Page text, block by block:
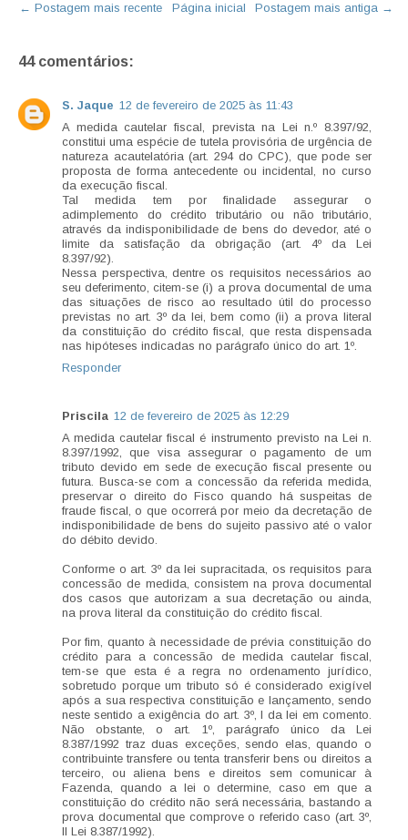
← Postagem mais recente Postagem mais antiga →
Página inicial
44 comentários:
S. Jaque 12 de fevereiro de 2025 às 11:43
A medida cautelar fiscal, prevista na Lei n.º 8.397/92,
constitui uma espécie de tutela provisória de urgência de
natureza acautelatória (art. 294 do CPC), que pode ser
proposta de forma antecedente ou incidental, no curso
da execução fiscal.
Tal medida tem por finalidade assegurar o
adimplemento do crédito tributário ou não tributário,
através da indisponibilidade de bens do devedor, até o
limite da satisfação da obrigação (art. 4º da Lei
8.397/92).
Nessa perspectiva, dentre os requisitos necessários ao
seu deferimento, citem-se (i) a prova documental de uma
das situações de risco ao resultado útil do processo
previstas no art. 3º da lei, bem como (ii) a prova literal
da constituição do crédito fiscal, que resta dispensada
nas hipóteses indicadas no parágrafo único do art. 1º.
Responder
Priscila 12 de fevereiro de 2025 às 12:29
A medida cautelar fiscal é instrumento previsto na Lei n.
8.397/1992, que visa assegurar o pagamento de um
tributo devido em sede de execução fiscal presente ou
futura. Busca-se com a concessão da referida medida,
preservar o direito do Fisco quando há suspeitas de
fraude fiscal, o que ocorrerá por meio da decretação de
indisponibilidade de bens do sujeito passivo até o valor
do débito devido.
Conforme o art. 3º da lei supracitada, os requisitos para
concessão de medida, consistem na prova documental
dos casos que autorizam a sua decretação ou ainda,
na prova literal da constituição do crédito fiscal.
Por fim, quanto à necessidade de prévia constituição do
crédito para a concessão de medida cautelar fiscal,
tem-se que esta é a regra no ordenamento jurídico,
sobretudo porque um tributo só é considerado exigível
após a sua respectiva constituição e lançamento, sendo
neste sentido a exigência do art. 3º, I da lei em comento.
Não obstante, o art. 1º, parágrafo único da Lei
8.387/1992 traz duas exceções, sendo elas, quando o
contribuinte transfere ou tenta transferir bens ou direitos a
terceiro, ou aliena bens e direitos sem comunicar à
Fazenda, quando a lei o determine, caso em que a
constituição do crédito não será necessária, bastando a
prova documental que comprove o referido caso (art. 3º,
II Lei 8.387/1992).